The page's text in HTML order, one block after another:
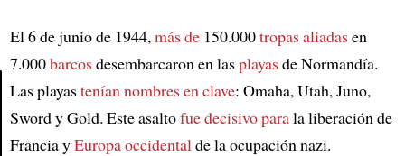
Article
El 6 de junio de 1944,más de150.000tropas aliadasen
7.000barcosdesembarcaron en lasplayasde Normandía.
Las playastenían nombres en clave: Omaha, Utah, Juno,
Sword y Gold. Este asaltofue decisivo parala liberación de
Francia yEuropa occidentalde la ocupación nazi.